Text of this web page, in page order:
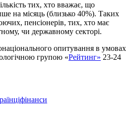
тих, хто вважає, що
на мiсяць (близько 40%). Таких
пенсiонерiв, тих, хто має
чи державному секторi.
опитування в умовах
групою «Рейтинг» 23-24
фінанси